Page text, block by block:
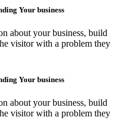
Your business
about your business, build
visitor with a problem they
Your business
about your business, build
visitor with a problem they